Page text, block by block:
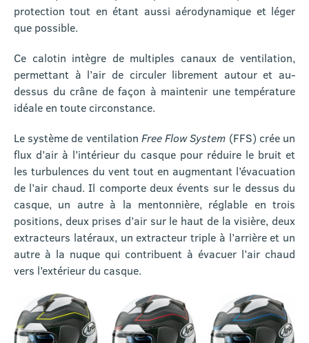
protection tout en étant aussi aérodynamique et léger
que possible.
Ce calotin intègre de multiples canaux de ventilation,
permettant à l’air de circuler librement autour et au-
dessus du crâne de façon à maintenir une température
idéale en toute circonstance.
Le système de ventilation Free Flow System (FFS) crée un
flux d’air à l’intérieur du casque pour réduire le bruit et
les turbulences du vent tout en augmentant l’évacuation
de l’air chaud. Il comporte deux évents sur le dessus du
casque, un autre à la mentonnière, réglable en trois
positions, deux prises d’air sur le haut de la visière, deux
extracteurs latéraux, un extracteur triple à l’arrière et un
autre à la nuque qui contribuent à évacuer l’air chaud
vers l’extérieur du casque.